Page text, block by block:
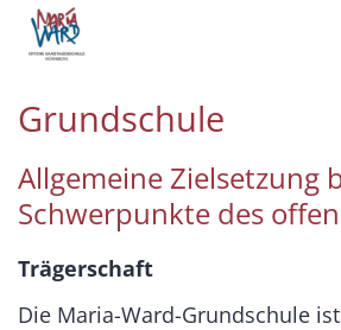
Zum Inhalt springen
Grundschule
Allgemeine Zielsetzung
Schwerpunkte des
Trägerschaft
Die Maria-Ward-Grundschule